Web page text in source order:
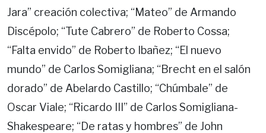
Jara” creación colectiva; “Mateo” de Armando
Discépolo; “Tute Cabrero” de Roberto Cossa;
“Falta envido” de Roberto Ibañez; “El nuevo
mundo” de Carlos Somigliana; “Brecht en el salón
dorado” de Abelardo Castillo; “Chúmbale” de
Oscar Viale; “Ricardo III” de Carlos Somigliana-
Shakespeare; “De ratas y hombres” de John